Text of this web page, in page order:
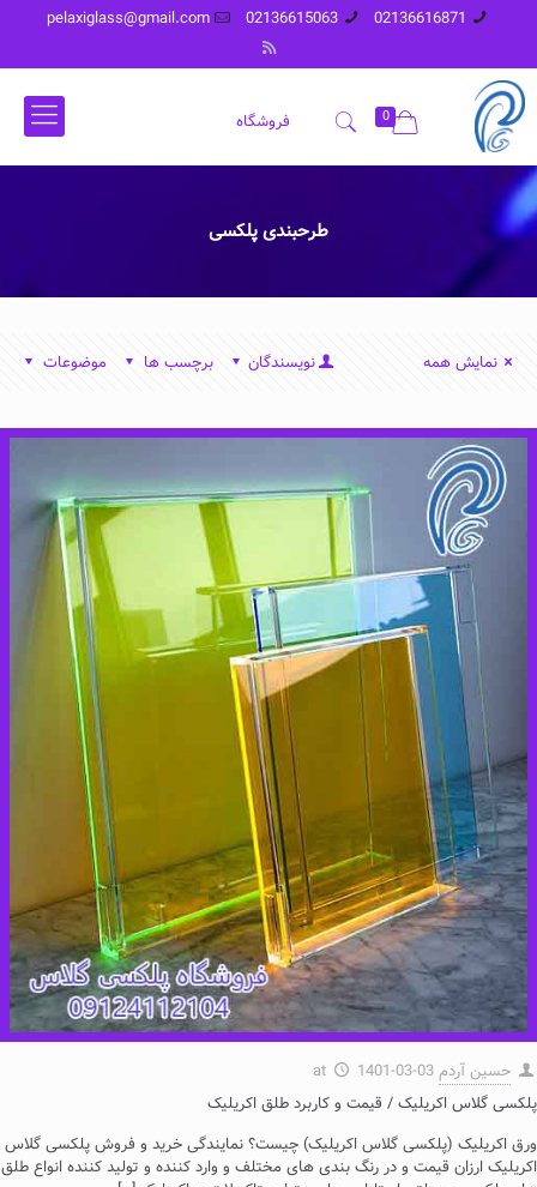
02136616871
02136615063
pelaxiglass@gmail.com
0 فروشگاه
طرحبندی پلکسی
موضوعات برچسب ها نویسندگان نمایش همه
حسین آردم at
1401-03-03
پلکسی گلاس اکریلیک / قیمت و کاربرد طلق اکریلیک
ورق اکریلیک (پلکسی گلاس اکریلیک) چیست؟ نمایندگی خرید و فروش پلکسی گلاس
اکریلیک ارزان قیمت و در رنگ بندی های مختلف و وارد کننده و تولید کننده انواع طلق